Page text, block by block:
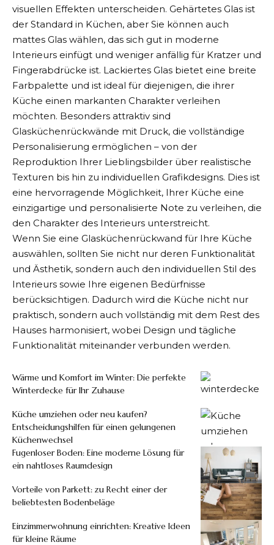
visuellen Effekten unterscheiden. Gehärtetes Glas ist
der Standard in Küchen, aber Sie können auch
mattes Glas wählen, das sich gut in moderne
Interieurs einfügt und weniger anfällig für Kratzer und
Fingerabdrücke ist. Lackiertes Glas bietet eine breite
Farbpalette und ist ideal für diejenigen, die ihrer
Küche einen markanten Charakter verleihen
möchten. Besonders attraktiv sind
Glasküchenrückwände mit Druck, die vollständige
Personalisierung ermöglichen – von der
Reproduktion Ihrer Lieblingsbilder über realistische
Texturen bis hin zu individuellen Grafikdesigns. Dies ist
eine hervorragende Möglichkeit, Ihrer Küche eine
einzigartige und personalisierte Note zu verleihen, die
den Charakter des Interieurs unterstreicht.
Wenn Sie eine Glasküchenrückwand für Ihre Küche
auswählen, sollten Sie nicht nur deren Funktionalität
und Ästhetik, sondern auch den individuellen Stil des
Interieurs sowie Ihre eigenen Bedürfnisse
berücksichtigen. Dadurch wird die Küche nicht nur
praktisch, sondern auch vollständig mit dem Rest des
Hauses harmonisiert, wobei Design und tägliche
Funktionalität miteinander verbunden werden.
Wärme und Komfort im Winter: Die perfekte
Winterdecke für Ihr Zuhause
Küche umziehen oder neu kaufen?
Entscheidungshilfen für einen gelungenen
Küchenwechsel
Fugenloser Boden: Eine moderne Lösung für
ein nahtloses Raumdesign
Vorteile von Parkett: zu Recht einer der
beliebtesten Bodenbeläge
Einzimmerwohnung einrichten: Kreative Ideen
für kleine Räume